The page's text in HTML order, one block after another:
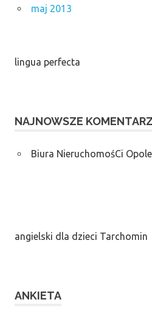
maj 2013
lingua perfecta
NAJNOWSZE
Biura NieruchomośCi Opole
angielski dla dzieci Tarchomin
ANKIETA